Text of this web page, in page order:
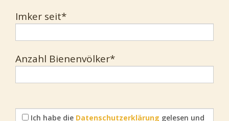
Imker seit*
Anzahl Bienenvölker*
Ich habe die Datenschutzerklärung gelesen und